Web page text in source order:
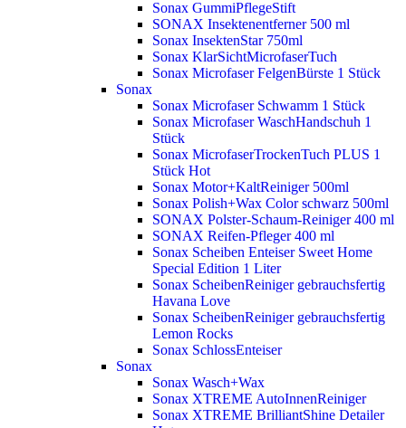
Sonax GummiPflegeStift
SONAX Insektenentferner 500 ml
Sonax InsektenStar 750ml
Sonax KlarSichtMicrofaserTuch
Sonax Microfaser FelgenBürste 1 Stück
Sonax
Sonax Microfaser Schwamm 1 Stück
Sonax Microfaser WaschHandschuh 1
Stück
Sonax MicrofaserTrockenTuch PLUS 1
Stück Hot
Sonax Motor+KaltReiniger 500ml
Sonax Polish+Wax Color schwarz 500ml
SONAX Polster-Schaum-Reiniger 400 ml
SONAX Reifen-Pfleger 400 ml
Sonax Scheiben Enteiser Sweet Home
Special Edition 1 Liter
Sonax ScheibenReiniger gebrauchsfertig
Havana Love
Sonax ScheibenReiniger gebrauchsfertig
Lemon Rocks
Sonax SchlossEnteiser
Sonax
Sonax Wasch+Wax
Sonax XTREME AutoInnenReiniger
Sonax XTREME BrilliantShine Detailer